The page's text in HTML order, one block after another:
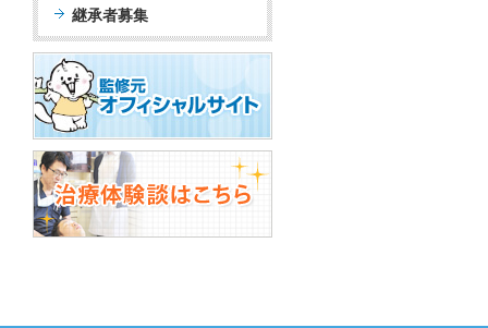
継承者募集